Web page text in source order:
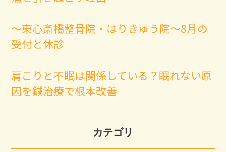
～東心斎橋整骨院・はりきゅう院～8月の
受付と休診
肩こりと不眠は関係している？眠れない原
因を鍼治療で根本改善
カテゴリ